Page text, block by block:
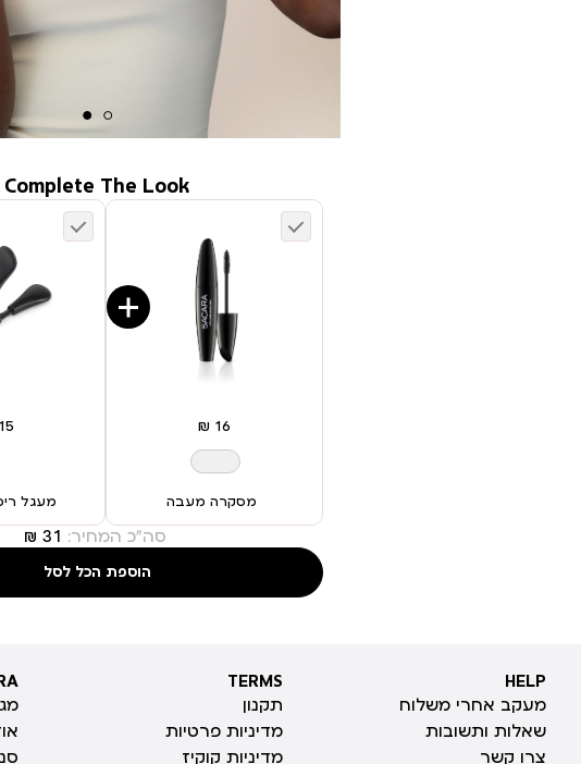
מסקרה מעבה מעגל
Complete The Look
סה"כ המחיר:
הוספת הכל לסל
HELP
HELP
מעקב אחרי משלוח
שאלות ותשובות
צרו קשר
TERMS
TERMS
תקנון
מדיניות פרטיות
מדיניות קוקיז